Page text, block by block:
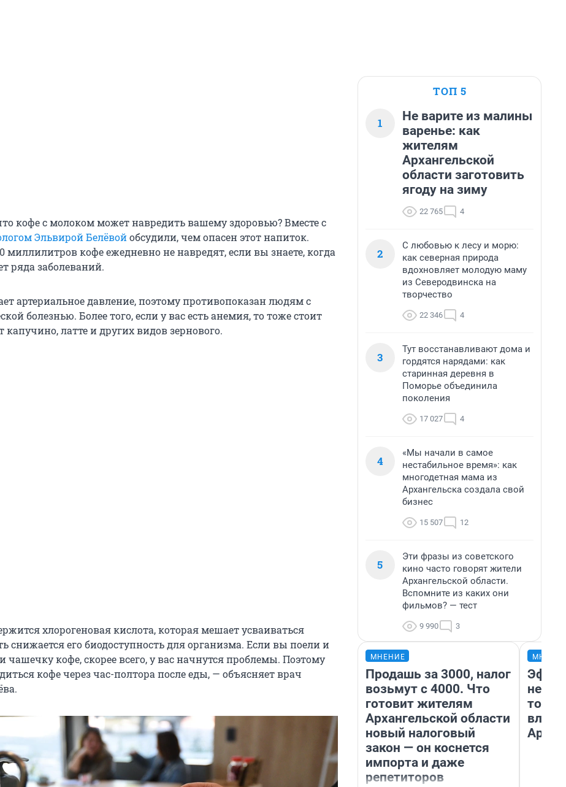
кофе с молоком может навредить вашему здоровью? Вместе с
Эльвирой Белёвойобсудили, чем опасен этот напиток.
миллилитров кофе ежедневно не навредят, если вы знаете, когда
ряда заболеваний.
артериальное давление, поэтому противопоказан людям с
болезнью. Более того, если у вас есть анемия, то тоже стоит
капучино, латте и других видов зернового.
хлорогеновая кислота, которая мешает усваиваться
снижается его биодоступность для организма. Если вы поели и
чашечку кофе, скорее всего, у вас начнутся проблемы. Поэтому
кофе через час-полтора после еды, — объясняет врач
ТОП 5
1
Не варите из малины
варенье: как
жителям
Архангельской
области заготовить
ягоду на зиму
22 765 4
2
С любовью к лесу и морю:
как северная природа
вдохновляет молодую маму
из Северодвинска на
творчество
22 346 4
3
Тут восстанавливают дома и
гордятся нарядами: как
старинная деревня в
Поморье объединила
поколения
17 027 4
4
«Мы начали в самое
нестабильное время»: как
многодетная мама из
Архангельска создала свой
бизнес
15 507 12
5
Эти фразы из советского
кино часто говорят жители
Архангельской области.
Вспомните из каких они
фильмов? — тест
9 990 3
МНЕНИЕ
Продашь за 3000, налог
возьмут с 4000. Что
готовит жителям
Архангельской области
новый налоговый
закон — он коснется
импорта и даже
репетиторов
не